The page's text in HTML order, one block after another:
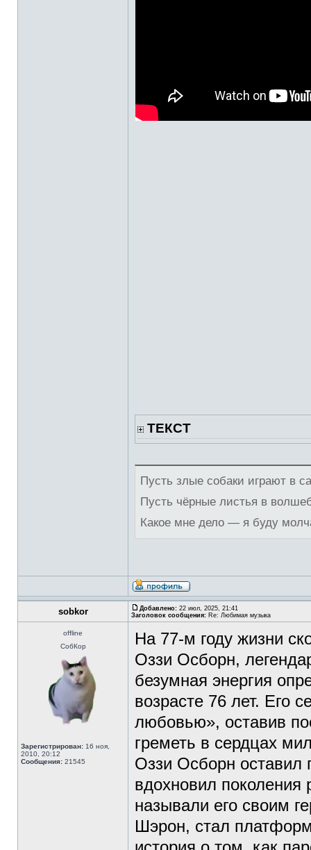
ТЕКСТ
Пусть злые собаки играют в
Пусть чёрные листья в
Какое мне дело — я буду
sobkor Добавлено: 22 июл, 2025, 21:41
Заголовок сообщения: Re: Любимая музыка
offline
СобКор
Зарегистрирован: 16 ноя,
2010, 20:12
Сообщения: 21545
На 77-м году жизни
Оззи Осборн,
безумная энергия
возрасте 76 лет. Его
любовью», оставив
греметь в сердцах
Оззи Осборн
вдохновил поколения
называли его своим
Шэрон, стал